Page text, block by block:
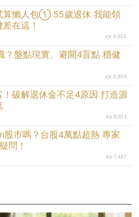
算懶人包① 55歲退休 我能領
在這！
8,925
？盤點現實、避開4盲點 穩健
8,884
！破解退休金不足4原因 打造源
8,813
股市嗎？台股4萬點超熱 專家
問！
7,457